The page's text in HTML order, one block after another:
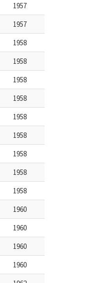
1957
1957
1958
1958
1958
1958
1958
1958
1958
1958
1958
1960
1960
1960
1960